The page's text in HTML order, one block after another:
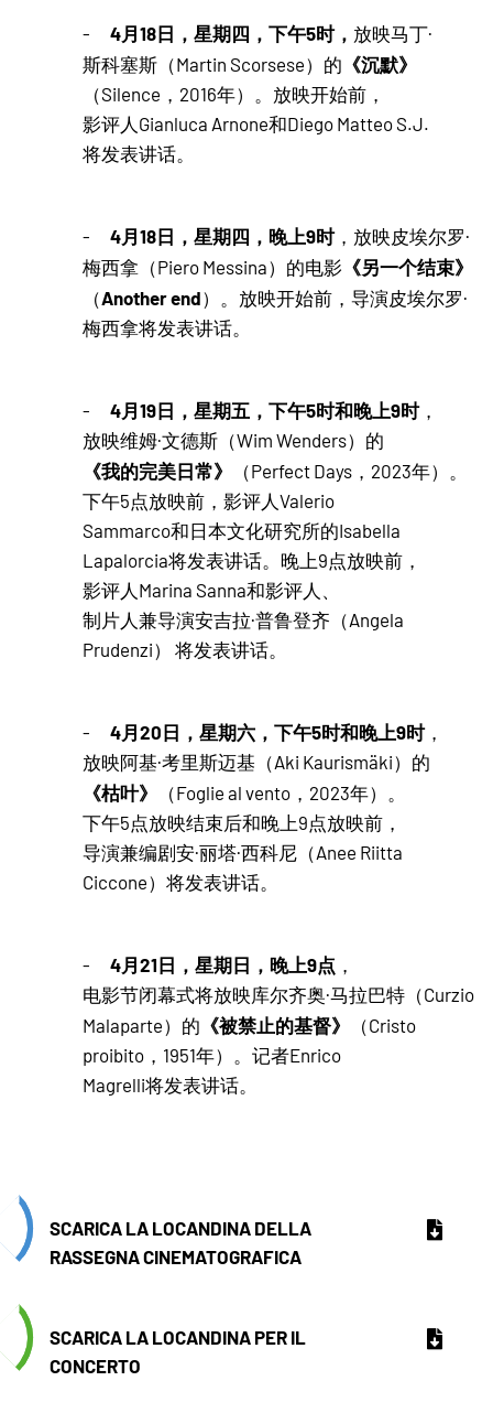
- 4月18日，星期四，下午5时， 放映马丁·
斯科塞斯（Martin Scorsese）的 《沉默》
（Silence，2016年）。放映开始前，
影评人Gianluca Arnone和Diego Matteo S.J.
将发表讲话。
- 4月18日，星期四，晚上9时，放映皮埃尔罗·
梅西拿（Piero Messina）的电影 《另一个结束》
（Another end）。放映开始前，导演皮埃尔罗·
梅西拿将发表讲话。
- 4月19日，星期五，下午5时和晚上9时，
放映维姆·文德斯（Wim Wenders）的
《我的完美日常》
（Perfect Days，2023年）。
下午5点放映前，影评人Valerio
Sammarco和日本文化研究所的Isabella
Lapalorcia将发表讲话。晚上9点放映前，
影评人Marina Sanna和影评人、
制片人兼导演安吉拉·普鲁登齐（Angela
Prudenzi） 将发表讲话。
- 4月20日，星期六，下午5时和晚上9时，
放映阿基·考里斯迈基（Aki Kaurismäki）的
《枯叶》
（Foglie al vento，2023年）。
下午5点放映结束后和晚上9点放映前，
导演兼编剧安·丽塔·西科尼（Anee Riitta
Ciccone）将发表讲话。
- 4月21日，星期日，晚上9点 ，
电影节闭幕式将放映库尔齐奥·马拉巴特（Curzio
Malaparte）的 《被禁止的基督》
（Cristo
proibito，1951年）。记者Enrico
Magrelli将发表讲话。
SCARICA LA LOCANDINA DELLA
RASSEGNA CINEMATOGRAFICA
SCARICA LA LOCANDINA PER IL
CONCERTO